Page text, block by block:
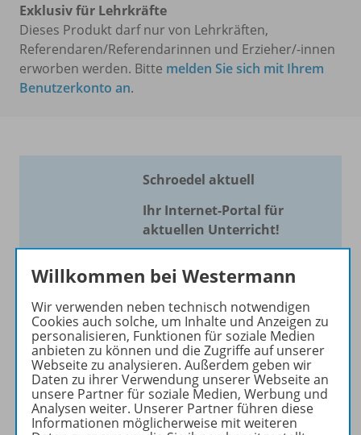
Exklusiv für Lehrkräfte
Dieses Produkt darf nur von Lehrkräften,
Referendaren/Referendarinnen und Erzieher/-innen
erworben werden. Bitte melden Sie sich mit Ihrem
Benutzerkonto an.
Schroedel aktuell
Ihr Internet-Portal für
aktuellen Unterricht!
wir Ihnen einen Service, um
Ihren Unterricht aktuell und
einfach zu gestalten. Jede
Woche drei bis vier
Neuerscheinungen mit
großem Online Archiv.
Mehr erfahren
Willkommen bei Westermann
Wir verwenden neben technisch notwendigen
Cookies auch solche, um Inhalte und Anzeigen zu
personalisieren, Funktionen für soziale Medien
anbieten zu können und die Zugriffe auf unserer
Webseite zu analysieren. Außerdem geben wir
Daten zu ihrer Verwendung unserer Webseite an
unsere Partner für soziale Medien, Werbung und
Analysen weiter. Unserer Partner führen diese
Informationen möglicherweise mit weiteren